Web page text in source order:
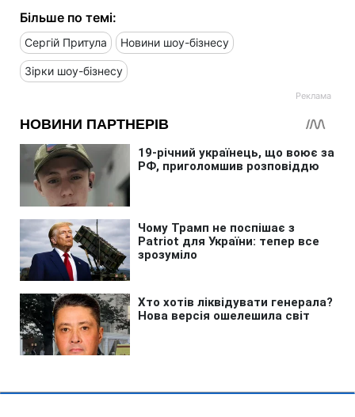
Більше по темі:
Сергій Притула Новини шоу-бізнесу
Зірки шоу-бізнесу